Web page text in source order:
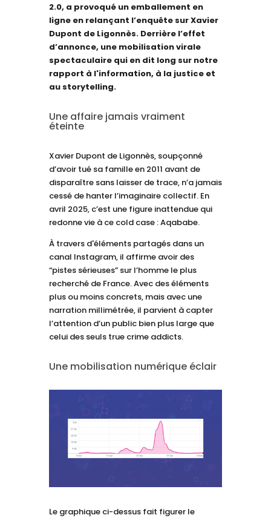
2.0, a provoqué un emballement en
ligne en relançant l’enquête sur Xavier
Dupont de Ligonnès. Derrière l’effet
d’annonce, une mobilisation virale
spectaculaire qui en dit long sur notre
rapport à l'information, à la justice et
au storytelling.
Une affaire jamais vraiment
éteinte
Xavier Dupont de Ligonnès, soupçonné
d’avoir tué sa famille en 2011 avant de
disparaître sans laisser de trace, n’a jamais
cessé de hanter l’imaginaire collectif. En
avril 2025, c’est une figure inattendue qui
redonne vie à ce cold case : Aqababe.
À travers d'éléments partagés dans un
canal Instagram, il affirme avoir des
“pistes sérieuses” sur l’homme le plus
recherché de France. Avec des éléments
plus ou moins concrets, mais avec une
narration millimétrée, il parvient à capter
l’attention d’un public bien plus large que
celui des seuls true crime addicts.
Une mobilisation numérique éclair
Le graphique ci-dessus fait figurer le